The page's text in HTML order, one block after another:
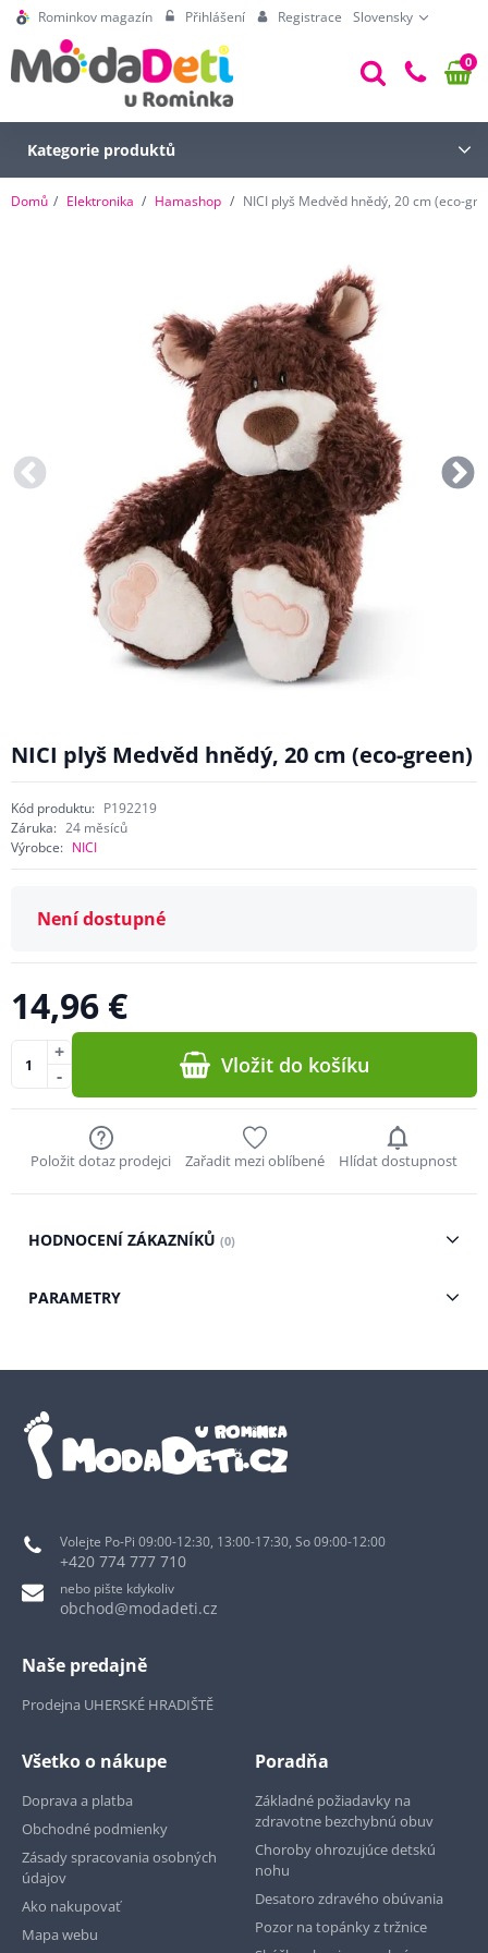
Rominkov magazín Přihlášení Registrace Slovensky
0
Kategorie produktů
Domů Elektronika Hamashop NICI plyš Medvěd hnědý, 20 cm (eco-
NICI plyš Medvěd hnědý, 20 cm (eco-green)
Kód produktu: P192219
Záruka: 24 měsíců
Výrobce: NICI
Není dostupné
14,96 €
-
+ Vložit do košíku
Položit dotaz prodejci Zařadit mezi oblíbené Hlídat dostupnost
HODNOCENÍ ZÁKAZNÍKŮ (0)
PARAMETRY
Volejte Po-Pi 09:00-12:30, 13:00-17:30, So 09:00-12:00
+420 774 777 710
nebo pište kdykoliv
obchod@modadeti.cz
Naše predajně
Prodejna UHERSKÉ HRADIŠTĚ
Všetko o nákupe
Doprava a platba
Obchodné podmienky
Zásady spracovania osobných
údajov
Ako nakupovať
Mapa webu
Poradňa
Základné požiadavky na
zdravotne bezchybnú obuv
Choroby ohrozujúce detskú
nohu
Desatoro zdravého obúvania
Pozor na topánky z tržnice